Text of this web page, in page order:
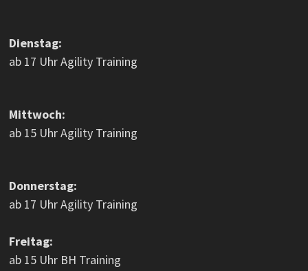
Dienstag:
ab 17 Uhr Agility Training
Mittwoch:
ab 15 Uhr Agility Training
Donnerstag:
ab 17 Uhr Agility Training
Freitag:
ab 15 Uhr BH Training